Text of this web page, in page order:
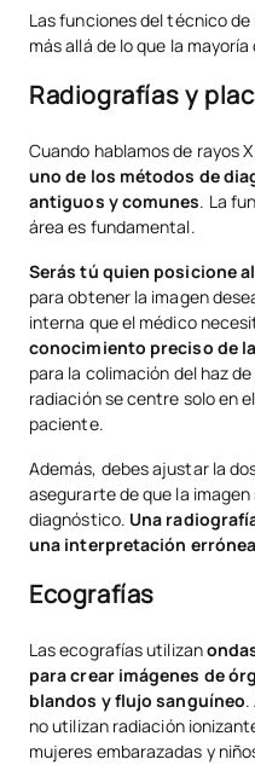
Las funciones del técnico
más allá de lo que la
Radiografías y
Cuando hablamos de rayos
uno de los métodos de
antiguos y comunes. La
área es fundamental.
Serás tú quien posicione
para obtener la imagen
interna que el médico
conocimiento preciso de
para la colimación del haz
radiación se centre solo en
paciente.
Además, debes ajustar la
asegurarte de que la
diagnóstico. Una
una interpretación
Ecografías
Las ecografías utilizan
para crear imágenes de
blandos y flujo sanguíneo.
no utilizan radiación
mujeres embarazadas y